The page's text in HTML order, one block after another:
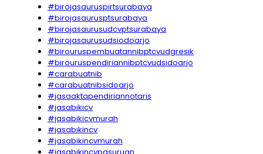
#birojasauruspirtsurabaya
#birojasaurusptsurabaya
#birojasaurusudcvptsurabaya
#birojasaurusudsiodoarjo
#birouruspembuatannibptcvudgresik
#birouruspendiriannibptcvudsidoarjo
#carabuatnib
#carabuatnibsidoarjo
#jasaaktapendiriannotaris
#jasabikicv
#jasabikicvmurah
#jasabikincv
#jasabikincvmurah